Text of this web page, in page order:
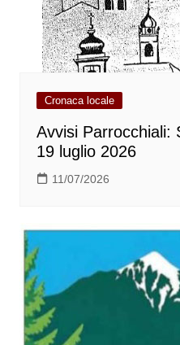
Cronaca locale
Avvisi Parrocchiali:
19 luglio 2026
11/07/2026